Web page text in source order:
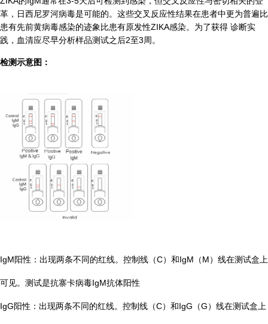
革 ，日西尼罗河病毒是可能的。 这些交叉反应性结果在患者中更为普遍比
患有先前黄病毒感染的迹象比患有原发性ZIKA感染。为了获得 诊断实
践，血清应尽早分析样品测试之后2至3周。
检测示意图：
IgM阳性：出现两条不同的红线。控制线（C）和IgM（M）线在测试盒上
可见。测试是抗寨卡病毒IgM抗体阳性
IgG阳性：出现两条不同的红线。控制线（C）和IgG（G）线在测试盒上